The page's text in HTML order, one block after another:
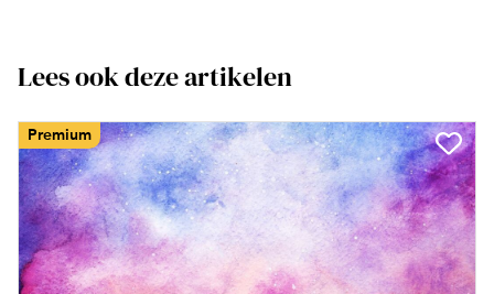
Lees ook deze artikelen
Premium